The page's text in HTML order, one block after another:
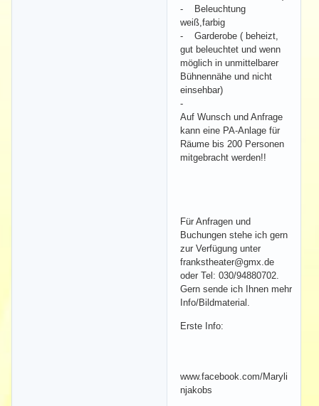
- Beleuchtung
weiß,farbig
- Garderobe ( beheizt,
gut beleuchtet und wenn
möglich in unmittelbarer
Bühnennähe und nicht
einsehbar)
-
Auf Wunsch und Anfrage
kann eine PA-Anlage für
Räume bis 200 Personen
mitgebracht werden!!
Für Anfragen und
Buchungen stehe ich gern
zur Verfügung unter
frankstheater@gmx.de
oder Tel: 030/94880702.
Gern sende ich Ihnen mehr
Info/Bildmaterial.
Erste Info:
www.facebook.com/Maryli
njakobs